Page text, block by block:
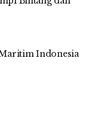
Indonesia